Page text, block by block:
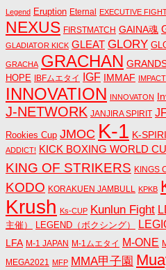
Legend Eruption Eternal EXECUTIVE
NEXUS FIRSTMATCH GAINA魂
GLADIATOR KICK GLEAT GLORY
GRACHA GRACHAN
HOPE IBFムエタイ IGF IMMAF IMPACT
INNOVATION INNOVATON
J-NETWORK JANJIRA SPIRIT
Rookies Cup JMOC K-1 K-
ADDICT! KICK BOXING WORLD
KING OF STRIKERS KINGS
KODO KORAKUEN JAMBULL KPKB
Krush Ks-CUP Kunlun Fight
主催）
LEGEND（ボクシング）
LFA M-1 JAPAN M-1ムエタイ M-ONE
MEGA2021 MFP MMA甲子園